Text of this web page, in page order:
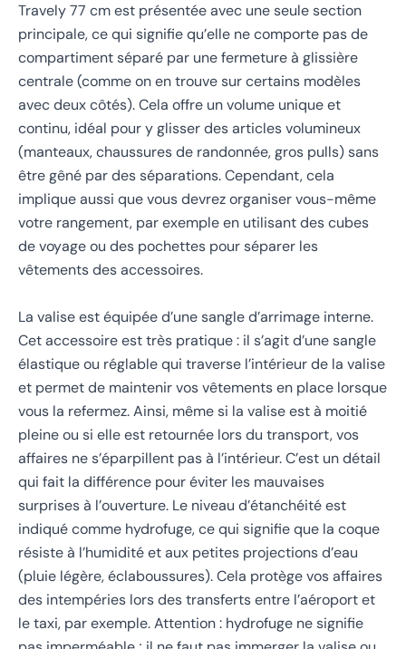
Travely 77 cm est présentée avec une seule section
principale, ce qui signifie qu’elle ne comporte pas de
compartiment séparé par une fermeture à glissière
centrale (comme on en trouve sur certains modèles
avec deux côtés). Cela offre un volume unique et
continu, idéal pour y glisser des articles volumineux
(manteaux, chaussures de randonnée, gros pulls) sans
être gêné par des séparations. Cependant, cela
implique aussi que vous devrez organiser vous-même
votre rangement, par exemple en utilisant des cubes
de voyage ou des pochettes pour séparer les
vêtements des accessoires.
La valise est équipée d’une sangle d’arrimage interne.
Cet accessoire est très pratique : il s’agit d’une sangle
élastique ou réglable qui traverse l’intérieur de la valise
et permet de maintenir vos vêtements en place lorsque
vous la refermez. Ainsi, même si la valise est à moitié
pleine ou si elle est retournée lors du transport, vos
affaires ne s’éparpillent pas à l’intérieur. C’est un détail
qui fait la différence pour éviter les mauvaises
surprises à l’ouverture. Le niveau d’étanchéité est
indiqué comme hydrofuge, ce qui signifie que la coque
résiste à l’humidité et aux petites projections d’eau
(pluie légère, éclaboussures). Cela protège vos affaires
des intempéries lors des transferts entre l’aéroport et
le taxi, par exemple. Attention : hydrofuge ne signifie